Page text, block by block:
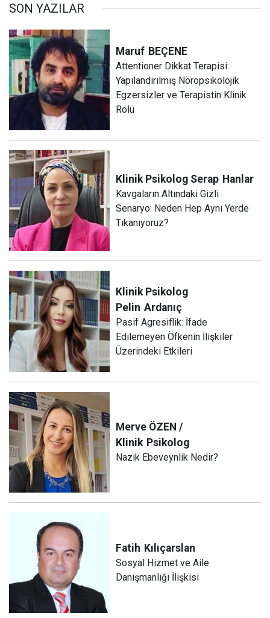
SON YAZILAR
Maruf BEÇENE
Attentioner Dikkat Terapisi:
Yapılandırılmış Nöropsikolojik
Egzersizler ve Terapistin Klinik
Rolü
Klinik Psikolog Serap Hanlar
Kavgaların Altındaki Gizli
Senaryo: Neden Hep Aynı Yerde
Tıkanıyoruz?
Klinik Psikolog
Pelin Ardanıç
Pasif Agresiflik: İfade
Edilemeyen Öfkenin İlişkiler
Üzerindeki Etkileri
Merve ÖZEN /
Klinik Psikolog
Nazik Ebeveynlik Nedir?
Fatih Kılıçarslan
Sosyal Hizmet ve Aile
Danışmanlığı İlişkisi